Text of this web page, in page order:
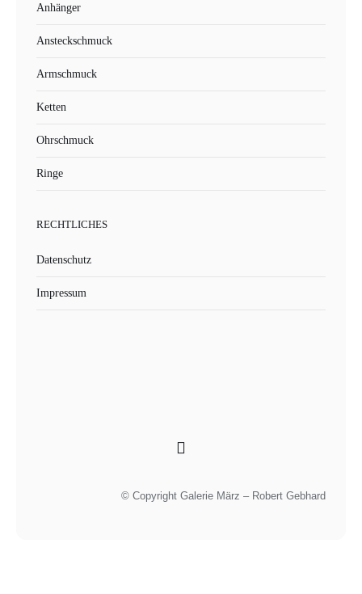
Anhänger
Ansteckschmuck
Armschmuck
Ketten
Ohrschmuck
Ringe
RECHTLICHES
Datenschutz
Impressum
© Copyright Galerie März – Robert Gebhard